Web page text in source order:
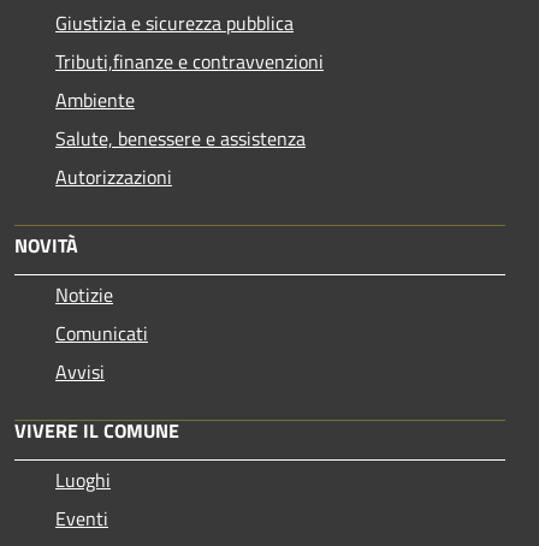
Giustizia e sicurezza pubblica
Tributi,finanze e contravvenzioni
Ambiente
Salute, benessere e assistenza
Autorizzazioni
NOVITÀ
Notizie
Comunicati
Avvisi
VIVERE IL COMUNE
Luoghi
Eventi